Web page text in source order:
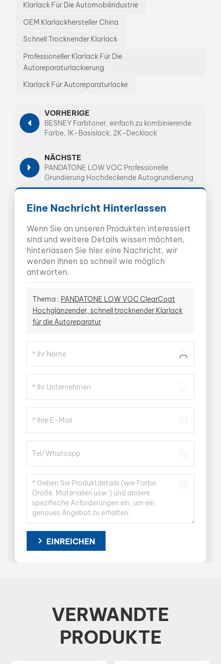
Klarlack Für Die Automobilindustrie
OEM Klarlackhersteller China
Schnell Trocknender Klarlack
Professioneller Klarlack Für Die
Autoreparaturlackierung
Klarlack Für Autoreparaturlacke
VORHERIGE
BESNEY Farbtoner, einfach zu kombinierende
Farbe, 1K-Basislack, 2K-Decklack
NÄCHSTE
PANDATONE LOW VOC Professionelle
Grundierung Hochdeckende Autogrundierung
Eine Nachricht Hinterlassen
Wenn Sie an unseren Produkten interessiert
sind und weitere Details wissen möchten,
hinterlassen Sie hier eine Nachricht, wir
werden Ihnen so schnell wie möglich
antworten.
Thema : PANDATONE LOW VOC ClearCoat
Hochglänzender, schnell trocknender Klarlack
für die Autoreparatur
EINREICHEN
VERWANDTE
PRODUKTE